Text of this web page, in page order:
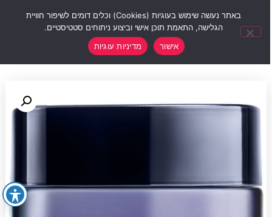
באתר נעשה שימוש בעוגיות (Cookies) וכלים דומים לשיפור חוויית
הגלישה, התאמת תוכן אישי וביצוע ניתוחים סטטיסטיים.
אישור
מדיניות עוגיות